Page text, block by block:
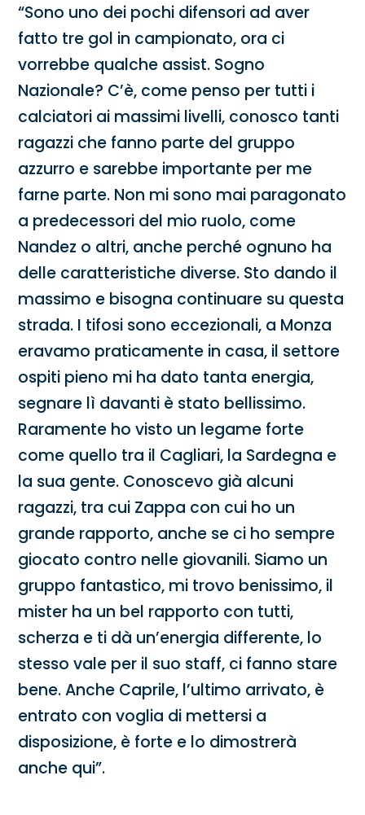
“Sono uno dei pochi difensori ad aver
fatto tre gol in campionato, ora ci
vorrebbe qualche assist. Sogno
Nazionale? C’è, come penso per tutti i
calciatori ai massimi livelli, conosco tanti
ragazzi che fanno parte del gruppo
azzurro e sarebbe importante per me
farne parte. Non mi sono mai paragonato
a predecessori del mio ruolo, come
Nandez o altri, anche perché ognuno ha
delle caratteristiche diverse. Sto dando il
massimo e bisogna continuare su questa
strada. I tifosi sono eccezionali, a Monza
eravamo praticamente in casa, il settore
ospiti pieno mi ha dato tanta energia,
segnare lì davanti è stato bellissimo.
Raramente ho visto un legame forte
come quello tra il Cagliari, la Sardegna e
la sua gente. Conoscevo già alcuni
ragazzi, tra cui Zappa con cui ho un
grande rapporto, anche se ci ho sempre
giocato contro nelle giovanili. Siamo un
gruppo fantastico, mi trovo benissimo, il
mister ha un bel rapporto con tutti,
scherza e ti dà un’energia differente, lo
stesso vale per il suo staff, ci fanno stare
bene. Anche Caprile, l’ultimo arrivato, è
entrato con voglia di mettersi a
disposizione, è forte e lo dimostrerà
anche qui”.